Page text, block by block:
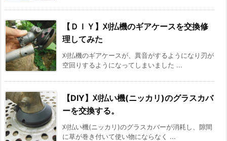
【ＤＩＹ】刈払機のギアケースを交換修
理してみた
刈払機のギアケースが、異音がするようになり刃が
空回りするようになってしまいました ...
【DIY】刈払い機(ニッカリ)のグラスカバ
ーを交換する。
刈払い機(ニッカリ)のグラスカバーが消耗し、隙間
に草が巻き付いて使い物にならなく ...